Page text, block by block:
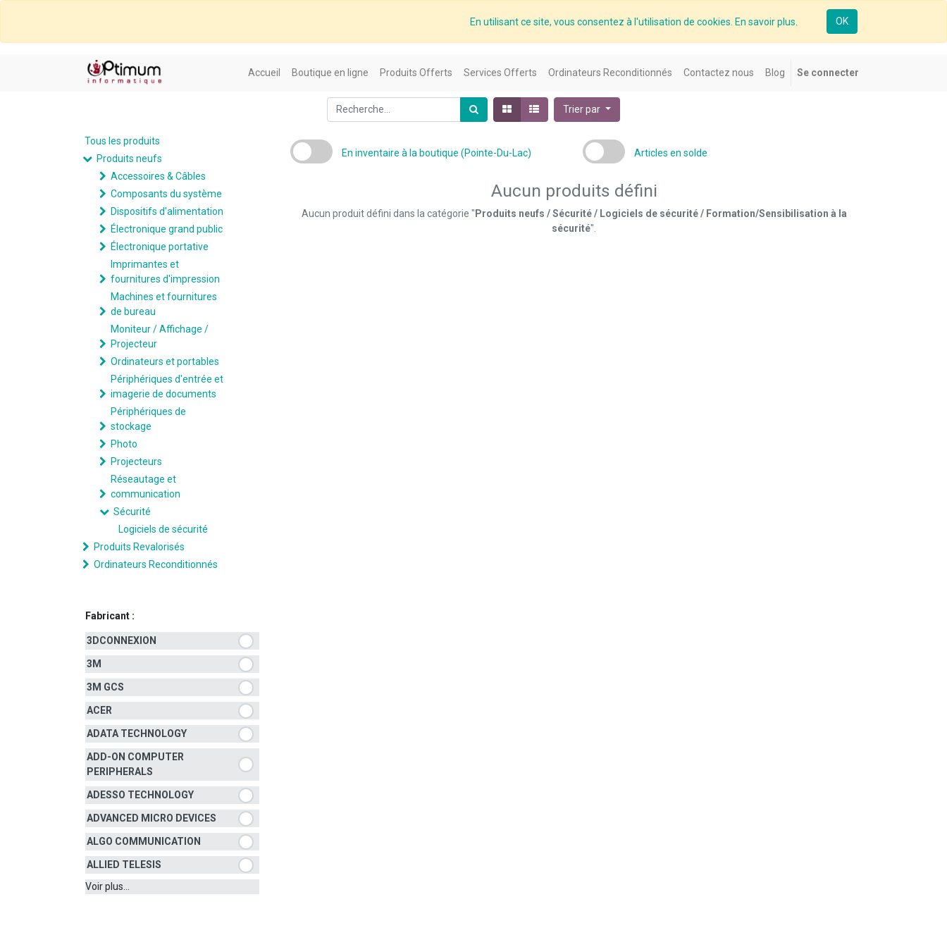
En utilisant ce site, vous consentez à l'utilisation de cookies. En savoir plus. OK
Accueil Boutique en ligne Produits Offerts Services Offerts Ordinateurs Reconditionnés Contactez nous Blog Se connecter
Trier par
Tous les produits
Produits neufs
Accessoires & Câbles
Composants du système
Dispositifs d'alimentation
Électronique grand public
Électronique portative
Imprimantes et
fournitures d'impression
Machines et fournitures
de bureau
Moniteur / Affichage /
Projecteur
Ordinateurs et portables
Périphériques d'entrée et
imagerie de documents
Périphériques de
stockage
Photo
Projecteurs
Réseautage et
communication
Sécurité
Logiciels de sécurité
Produits Revalorisés
Ordinateurs Reconditionnés
Fabricant :
3DCONNEXION
3M
3M GCS
ACER
ADATA TECHNOLOGY
ADD-ON COMPUTER
PERIPHERALS
ADESSO TECHNOLOGY
ADVANCED MICRO DEVICES
ALGO COMMUNICATION
ALLIED TELESIS
Voir plus...
En inventaire à la boutique (Pointe-Du-Lac) Articles en solde
Aucun produits défini
Aucun produit défini dans la catégorie " Produits neufs / Sécurité / Logiciels de sécurité / Formation/Sensibilisation à la
sécurité".